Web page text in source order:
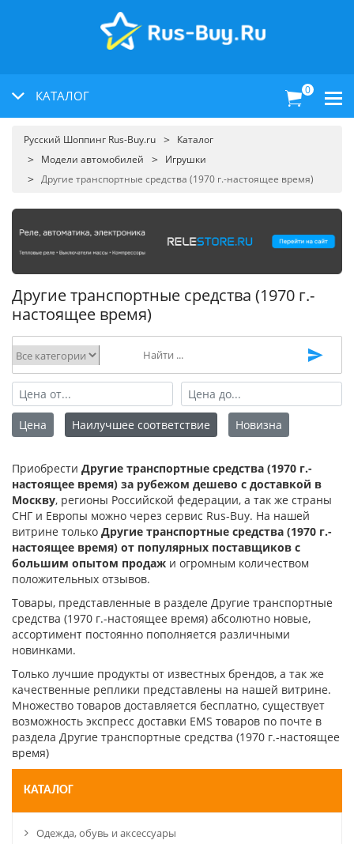
КАТАЛОГ 0
Русский Шоппинг Rus-Buy.ru
Каталог
Модели автомобилей
Игрушки
Другие транспортные средства (1970 г.-настоящее время)
Другие транспортные средства (1970 г.-
настоящее время)
КАТАЛОГ
Одежда, обувь и аксессуары
Цена Наилучшее соответствие Новизна
Приобрести Другие транспортные средства (1970 г.-
настоящее время) за рубежом дешево с доставкой в
Москву, регионы Российской федерации, а так же страны
СНГ и Европы можно через сервис Rus-Buy. На нашей
витрине только Другие транспортные средства (1970 г.-
настоящее время) от популярных поставщиков с
большим опытом продаж и огромным количеством
положительных отзывов.
Товары, представленные в разделе Другие транспортные
средства (1970 г.-настоящее время) абсолютно новые,
ассортимент постоянно пополняется различными
новинками.
Только лучшие продукты от известных брендов, а так же
качественные реплики представлены на нашей витрине.
Множество товаров доставляется бесплатно, существует
возможность экспресс доставки EMS товаров по почте в
раздела Другие транспортные средства (1970 г.-настоящее
время)